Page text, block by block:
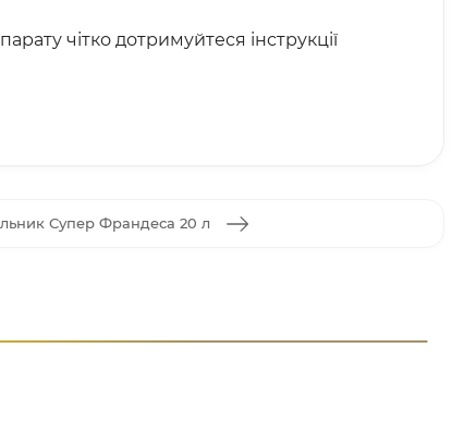
чітко дотримуйтеся інструкції
Супер Франдеса 20 л